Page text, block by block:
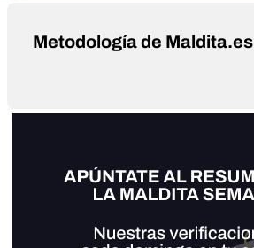
Metodología de Maldita.es